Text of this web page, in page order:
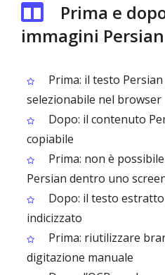
Prima e
immagini Persian
Prima: il testo
selezionabile nel browser
Dopo: il contenuto
copiabile
Prima: non è
Persian dentro uno
Dopo: il testo
indicizzato
Prima: riutilizzare
digitazione manuale